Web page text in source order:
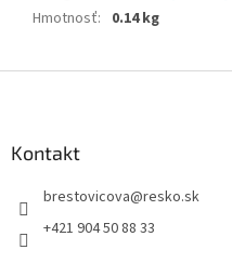
Hmotnosť: 0.14 kg
Kontakt
brestovicova@resko.sk
+421 904 50 88 33